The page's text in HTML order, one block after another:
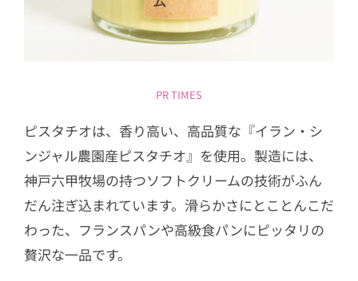
PR TIMES
ピスタチオは、香り高い、高品質な『イラン・シ
ンジャル農園産ピスタチオ』を使用。製造には、
神戸六甲牧場の持つソフトクリームの技術がふん
だん注ぎ込まれています。滑らかさにとことんこだ
わった、フランスパンや高級食パンにピッタリの
贅沢な一品です。